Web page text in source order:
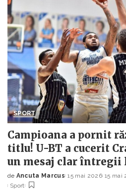
SPORT
Campioana a pornit
titlu! U-BT a cucerit
un mesaj clar întregii
Posted
by
de Ancuta Marcus 15 mai 2026 15 mai
Sport